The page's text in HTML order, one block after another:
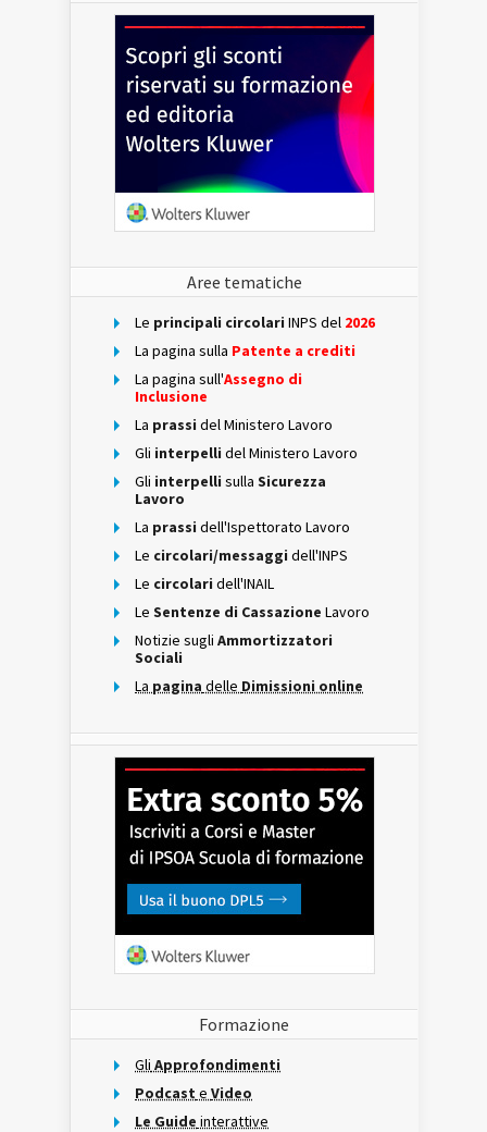
Aree tematiche
Le principali circolari INPS del 2026
La pagina sulla Patente a crediti
La pagina sull'Assegno di
Inclusione
La prassi del Ministero Lavoro
Gli interpelli del Ministero Lavoro
Gli interpelli sulla Sicurezza
Lavoro
La prassi dell'Ispettorato Lavoro
Le circolari/messaggi dell'INPS
Le circolari dell'INAIL
Le Sentenze di Cassazione Lavoro
Notizie sugli Ammortizzatori
Sociali
La pagina delle Dimissioni online
Formazione
Gli Approfondimenti
Podcast e Video
Le Guide interattive